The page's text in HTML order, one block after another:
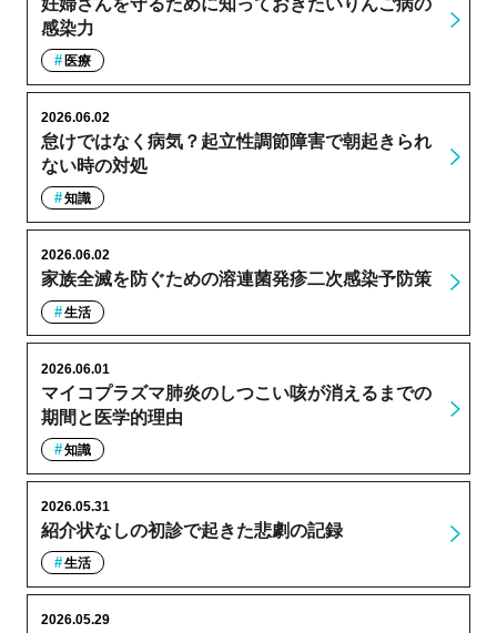
感染力
医療
怠けではなく病気？起立性調節障害で朝起きられ
ない時の対処
2026.06.02
知識
家族全滅を防ぐための溶連菌発疹二次感染予防策
2026.06.02
生活
マイコプラズマ肺炎のしつこい咳が消えるまでの
期間と医学的理由
2026.06.01
知識
紹介状なしの初診で起きた悲劇の記録
2026.05.31
生活
2026.05.29